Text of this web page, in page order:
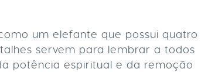
um elefante que possui quatro
servem para lembrar a todos
potência espiritual e da remoção